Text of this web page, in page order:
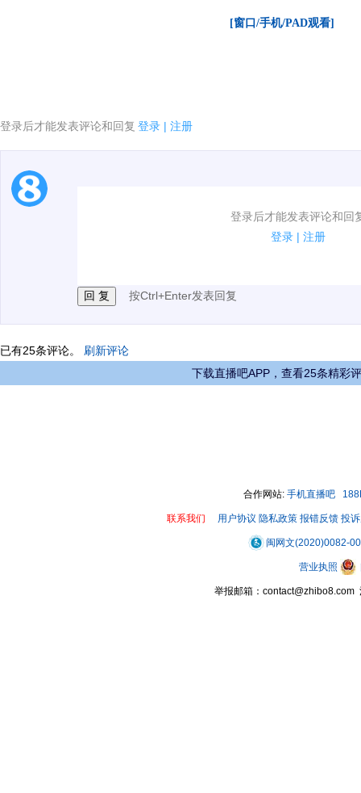
[窗口/手机/PAD观看]
登录后才能发表评论和回复 登录 | 注册
登录后才能发表评论和回
登录 | 注册
1.电脑端新用户可以发表评论了！
按Ctrl+Enter发表回复
已有25条评论。 刷新评论
下载直播吧APP，查看25条精彩
合作网站: 手机直播吧
联系我们 用户协议 隐私政策 报错反馈 投
闽网文(2020)0082-
营业执照
举报邮箱：